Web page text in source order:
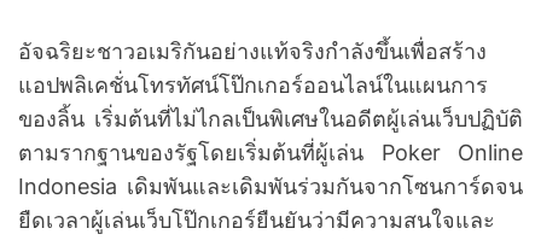
อัจฉริยะชาวอเมริกันอย่างแท้จริงกำลังขึ้นเพื่อสร้าง
แอปพลิเคชั่นโทรทัศน์โป๊กเกอร์ออนไลน์ในแผนการ
ของลิ้น เริ่มต้นที่ไม่ไกลเป็นพิเศษในอดีตผู้เล่นเว็บปฏิบัติ
ตามรากฐานของรัฐโดยเริ่มต้นที่ผู้เล่น Poker Online
Indonesia เดิมพันและเดิมพันร่วมกันจากโซนการ์ดจน
ยืดเวลาผู้เล่นเว็บโป๊กเกอร์ยืนยันว่ามีความสนใจและ